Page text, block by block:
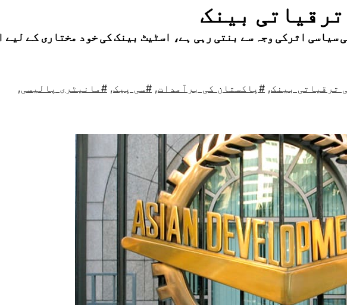
بینک
سیاسی اثرکی وجہ سے بنتی رہی ہے، اسٹیٹ بینک کی خود مختاری کے لیے
ترقیاتی بینک, #پاکستان کی برآمدات, #سی پیک, #مانیٹری پالیسی,